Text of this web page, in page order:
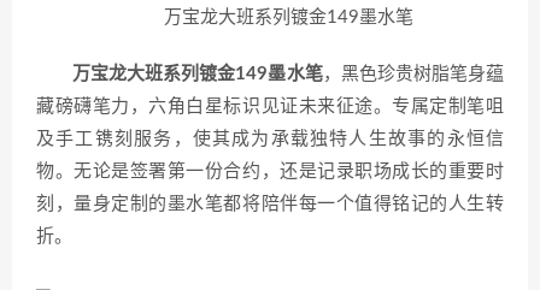
万宝龙大班系列镀金149墨水笔
万宝龙大班系列镀金149墨水笔，黑色珍贵树脂笔身蕴
藏磅礴笔力，六角白星标识见证未来征途。专属定制笔咀
及手工镌刻服务，使其成为承载独特人生故事的永恒信
物。无论是签署第一份合约，还是记录职场成长的重要时
刻，量身定制的墨水笔都将陪伴每一个值得铭记的人生转
折。